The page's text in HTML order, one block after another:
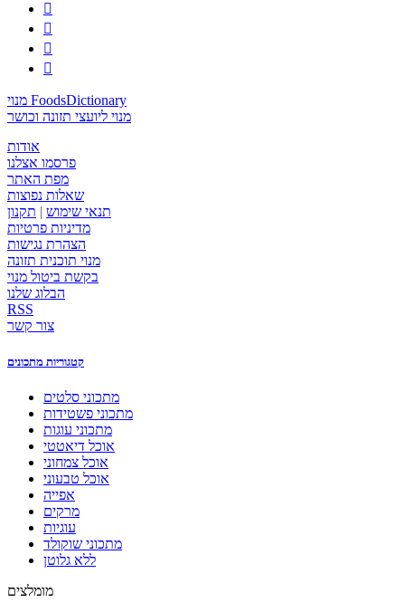




מנוי FoodsDictionary
מנוי ליועצי תזונה וכושר
אודות
פרסמו אצלנו
מפת האתר
שאלות נפוצות
תנאי שימוש | תקנון
מדיניות פרטיות
הצהרת נגישות
מנוי תוכנית תזונה
בקשת ביטול מנוי
הבלוג שלנו
RSS
צור קשר
קטגוריות מתכונים
מתכוני סלטים
מתכוני פשטידות
מתכוני עוגות
אוכל דיאטטי
אוכל צמחוני
אוכל טבעוני
אפייה
מרקים
עוגיות
מתכוני שוקולד
ללא גלוטן
מומלצים